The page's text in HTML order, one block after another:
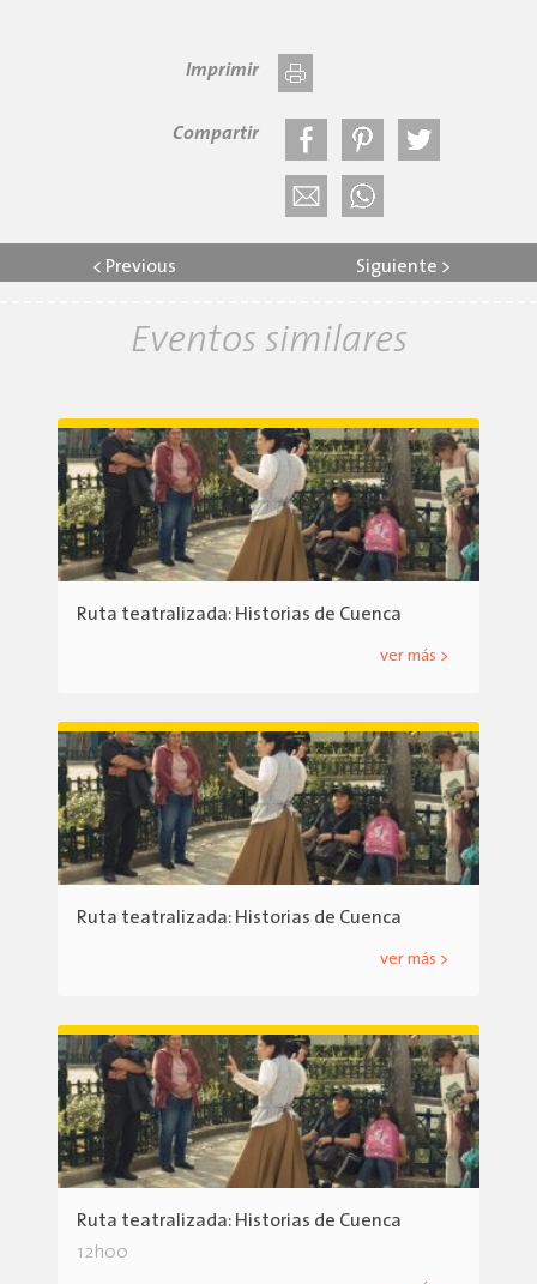
Imprimir
Compartir
< Previous Siguiente >
Eventos similares
Ruta teatralizada: Historias de Cuenca
ver más >
Ruta teatralizada: Historias de Cuenca
ver más >
Ruta teatralizada: Historias de Cuenca
12h00